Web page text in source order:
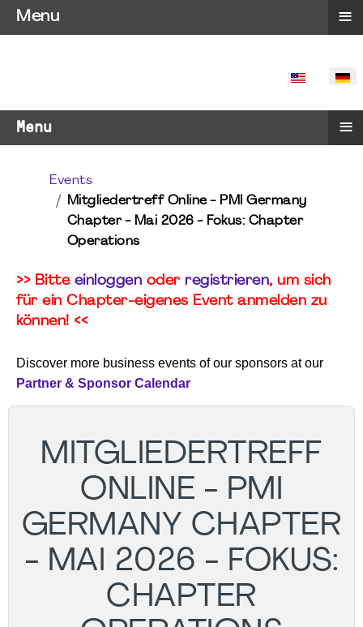
SPRACHE
Menu ≡
Events
Mitgliedertreff Online - PMI Germany
Chapter - Mai 2026 - Fokus: Chapter
Operations
>> Bitte einloggen oder registrieren, um sich
für ein Chapter-eigenes Event anmelden zu
können! <<
Discover more business events of our sponsors at our
Partner & Sponsor Calendar
MITGLIEDERTREFF
ONLINE - PMI
GERMANY CHAPTER
- MAI 2026 - FOKUS:
CHAPTER
Menu ≡